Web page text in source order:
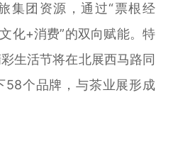
集团资源，通过“票根经
化+消费”的双向赋能。特
生活节将在北展西马路同
58个品牌，与茶业展形成